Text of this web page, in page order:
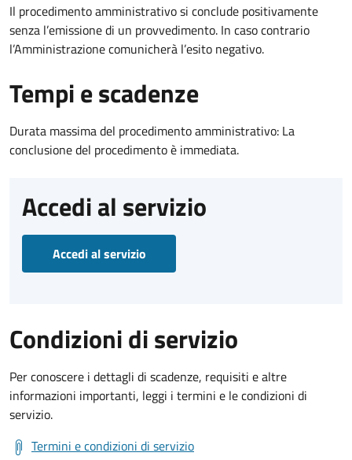
Il procedimento amministrativo si conclude positivamente
senza l’emissione di un provvedimento. In caso contrario
l’Amministrazione comunicherà l’esito negativo.
Tempi e scadenze
Durata massima del procedimento amministrativo: La
conclusione del procedimento è immediata.
Accedi al servizio
Accedi al servizio
Condizioni di servizio
Per conoscere i dettagli di scadenze, requisiti e altre
informazioni importanti, leggi i termini e le condizioni di
servizio.
Termini e condizioni di servizio